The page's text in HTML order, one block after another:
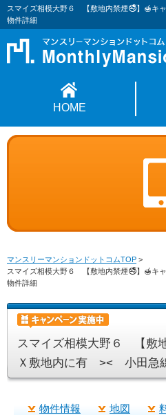
スマイズ相模大野６ 【敷地内禁煙🚭】🍯
物件詳細
HOME
マンスリーマンションドットコムTOP >
スマイズ相模大野６ 【敷地内禁煙🚭】🍯
物件詳細
スマイズ相模大野６ 【敷
Ｘ敷地内に有 >< 小田急
物件情報 地図